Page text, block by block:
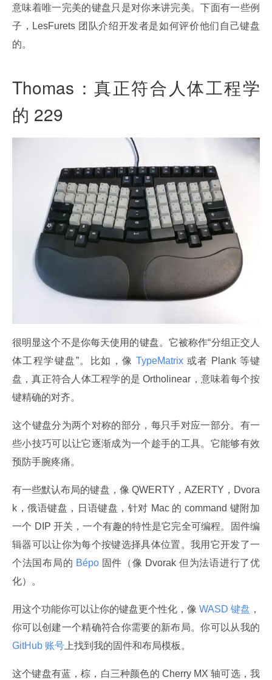
意味着唯一完美的键盘只是对你来讲完美。下面有一些例
子，LesFurets 团队介绍开发者是如何评价他们自己键盘
的。
Thomas：真正符合人体工程学
的 229
很明显这个不是你每天使用的键盘。它被称作“分组正交人
体工程学键盘”。比如，像 TypeMatrix 或者 Plank 等键
盘，真正符合人体工程学的是 Ortholinear，意味着每个按
键精确的对齐。
这个键盘分为两个对称的部分，每只手对应一部分。有一
些小技巧可以让它逐渐成为一个趁手的工具。它能够有效
预防手腕疼痛。
有一些默认布局的键盘，像 QWERTY，AZERTY，Dvora
k，俄语键盘，日语键盘，针对 Mac 的 command 键附加
一个 DIP 开关，一个有趣的特性是它完全可编程。固件编
辑器可以让你为每个按键选择具体位置。我用它开发了一
个法国布局的 Bépo 固件（像 Dvorak 但为法语进行了优
化）。
用这个功能你可以让你的键盘更个性化，像 WASD 键盘 ，
你可以创建一个精确符合你需要的新布局。你可以从我的
GitHub 账号 上找到我的固件和布局模板。
这个键盘有蓝，棕，白三种颜色的 Cherry MX 轴可选，我